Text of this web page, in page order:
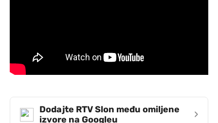
Dodajte RTV Slon među omiljene
izvore na Googleu
›